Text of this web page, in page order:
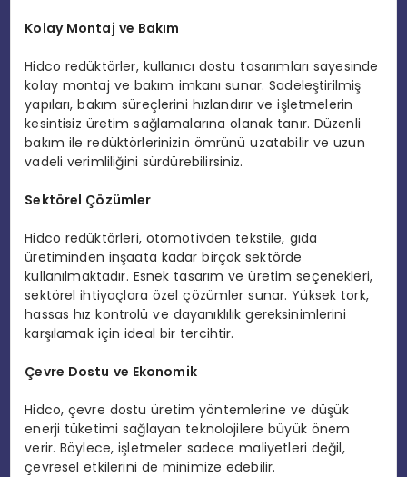
Kolay Montaj ve Bakım
Hidco redüktörler, kullanıcı dostu tasarımları sayesinde
kolay montaj ve bakım imkanı sunar. Sadeleştirilmiş
yapıları, bakım süreçlerini hızlandırır ve işletmelerin
kesintisiz üretim sağlamalarına olanak tanır. Düzenli
bakım ile redüktörlerinizin ömrünü uzatabilir ve uzun
vadeli verimliliğini sürdürebilirsiniz.
Sektörel Çözümler
Hidco redüktörleri, otomotivden tekstile, gıda
üretiminden inşaata kadar birçok sektörde
kullanılmaktadır. Esnek tasarım ve üretim seçenekleri,
sektörel ihtiyaçlara özel çözümler sunar. Yüksek tork,
hassas hız kontrolü ve dayanıklılık gereksinimlerini
karşılamak için ideal bir tercihtir.
Çevre Dostu ve Ekonomik
Hidco, çevre dostu üretim yöntemlerine ve düşük
enerji tüketimi sağlayan teknolojilere büyük önem
verir. Böylece, işletmeler sadece maliyetleri değil,
çevresel etkilerini de minimize edebilir.